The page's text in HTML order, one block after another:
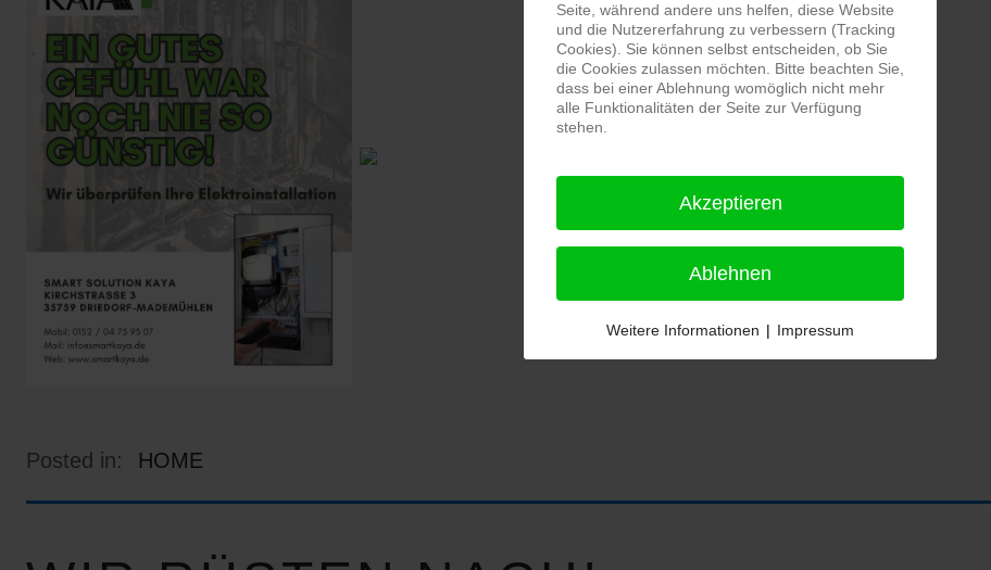
Posted in: HOME
Seite, während andere uns helfen, diese Website
und die Nutzererfahrung zu verbessern (Tracking
Cookies). Sie können selbst entscheiden, ob Sie
die Cookies zulassen möchten. Bitte beachten Sie,
dass bei einer Ablehnung womöglich nicht mehr
alle Funktionalitäten der Seite zur Verfügung
stehen.
Akzeptieren
Ablehnen
Weitere Informationen | Impressum